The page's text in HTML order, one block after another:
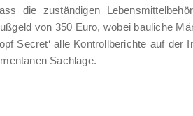
die zuständigen
von 350 Euro, wobei bauliche
Secret‘ alle Kontrollberichte auf
Sachlage.